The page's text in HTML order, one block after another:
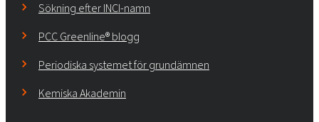
Sökning efter INCI-namn
PCC Greenline® blogg
Periodiska systemet för grundämnen
Kemiska Akademin